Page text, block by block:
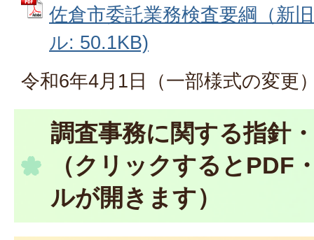
佐倉市委託業務検査要綱（新
ル: 50.1KB)
令和6年4月1日（一部様式の変更
調査事務に関する指針
（クリックするとPDF
ルが開きます）